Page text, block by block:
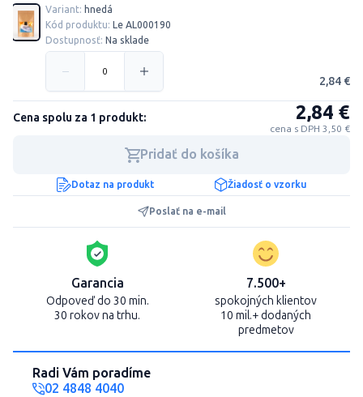
Variant: hnedá
Kód produktu: Le AL000190
Dostupnosť: Na sklade
2,84 €
Cena spolu za 1 produkt: 2,84 €
cena s DPH 3,50 €
Pridať do košíka
Dotaz na produkt Žiadosť o vzorku
Poslať na e-mail
Garancia
Odpoveď do 30 min.
30 rokov na trhu.
7.500+
spokojných klientov
10 mil.+ dodaných
predmetov
Radi Vám poradíme
02 4848 4040